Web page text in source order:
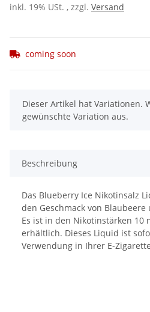
inkl. 19% USt. , zzgl. Versand
coming soon
x
Dieser Artikel hat Variationen.
gewünschte Variation aus.
Beschreibung
Das Blueberry Ice Nikotinsalz
den Geschmack von
Es ist in den Nikotinstärken 10
erhältlich. Dieses Liquid ist
Verwendung in Ihrer E-